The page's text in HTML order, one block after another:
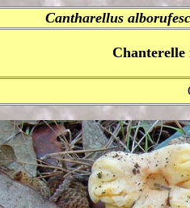
Cantharellus
Chanterelle